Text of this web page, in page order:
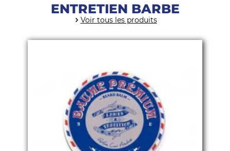
ENTRETIEN BARBE
Voir tous les produits